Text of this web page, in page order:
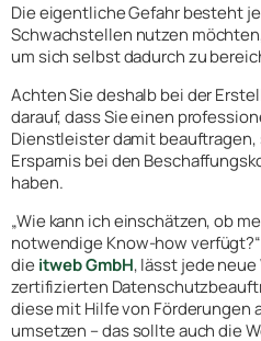
Die eigentliche Gefahr besteht
Schwachstellen nutzen
um sich selbst dadurch zu
Achten Sie deshalb bei der
darauf, dass Sie einen
Dienstleister damit
Ersparnis bei den
haben.
„Wie kann ich einschätzen, ob
notwendige Know-how
die itweb GmbH, lässt jede
zertifizierten
diese mit Hilfe von Förderungen
umsetzen – das sollte auch die